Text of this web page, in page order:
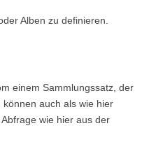
Alben zu definieren.
einem Sammlungssatz, der
auch als wie hier
wie hier aus der